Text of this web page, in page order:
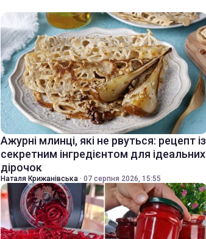
Ажурні млинці, які не рвуться: рецепт із
секретним інгредієнтом для ідеальних
дірочок
Наталя Крижанівська · 07 серпня 2026, 15:55